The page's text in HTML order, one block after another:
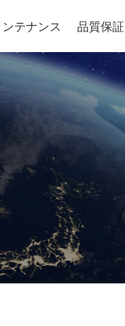
テナンス 品質保証